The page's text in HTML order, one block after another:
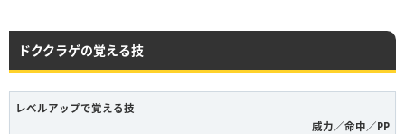
ドククラゲの覚える技
レベルアップで覚える技
威力／命中／PP